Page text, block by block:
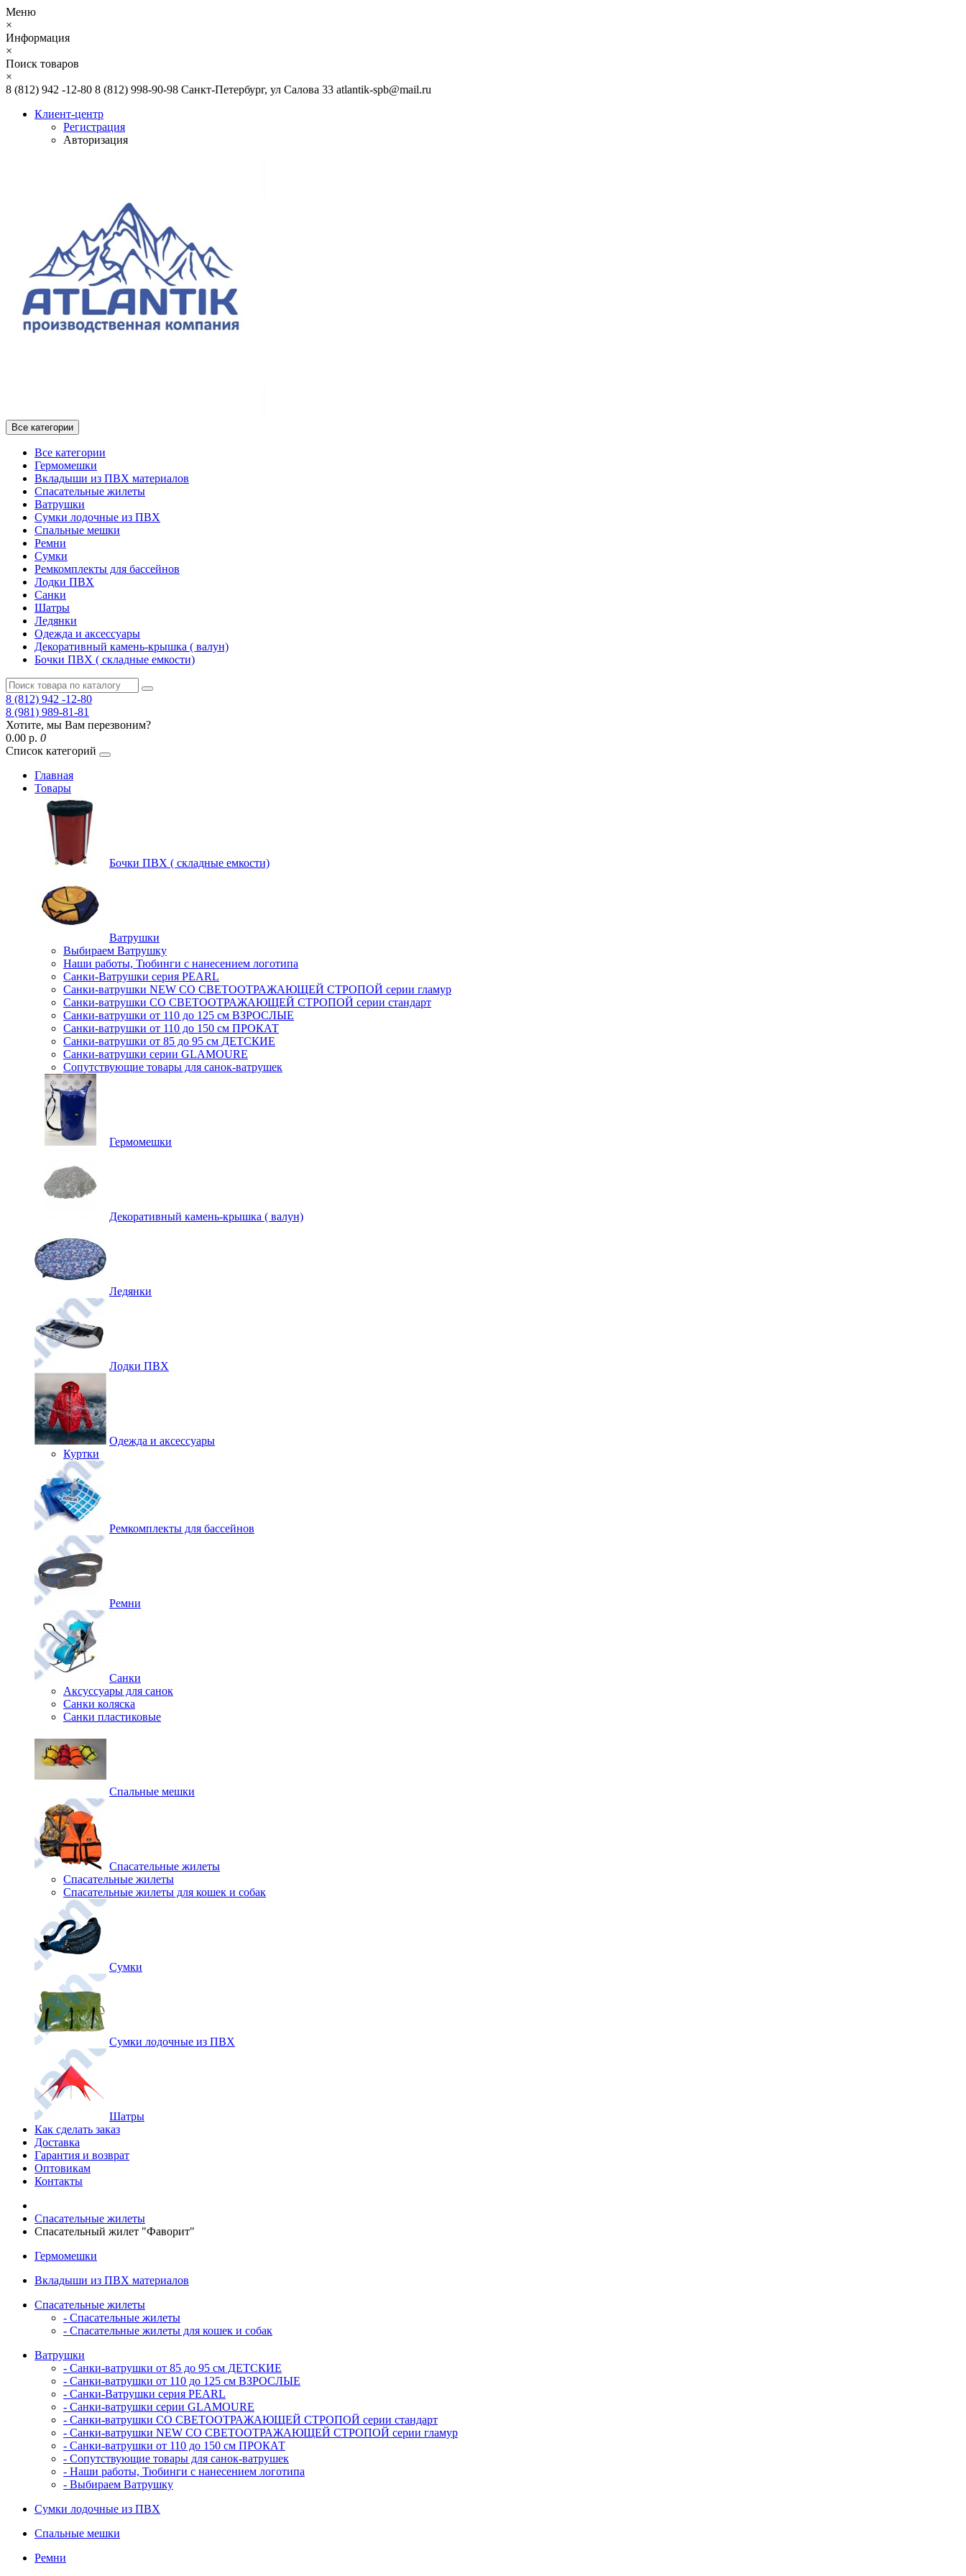
Меню
×
Информация
×
Поиск товаров
×
8 (812) 942 -12-80 8 (812) 998-90-98 Санкт-Петербург, ул Салова 33 atlantik-spb@mail.ru
Клиент-центр
Регистрация
Авторизация
Все категории
Все категории
Гермомешки
Вкладыши из ПВХ материалов
Спасательные жилеты
Ватрушки
Сумки лодочные из ПВХ
Спальные мешки
Ремни
Сумки
Ремкомплекты для бассейнов
Лодки ПВХ
Санки
Шатры
Ледянки
Одежда и аксессуары
Декоративный камень-крышка ( валун)
Бочки ПВХ ( складные емкости)
8 (812) 942 -12-80
8 (981) 989-81-81
Хотите, мы Вам перезвоним?
0.00 р. 0
Список категорий
Главная
Товары
Бочки ПВХ ( складные емкости)
Ватрушки
Выбираем Ватрушку
Наши работы, Тюбинги с нанесением логотипа
Санки-Ватрушки серия PEARL
Санки-ватрушки NEW СО СВЕТООТРАЖАЮЩЕЙ СТРОПОЙ серии гламур
Санки-ватрушки СО СВЕТООТРАЖАЮЩЕЙ СТРОПОЙ серии стандарт
Санки-ватрушки от 110 до 125 см ВЗРОСЛЫЕ
Санки-ватрушки от 110 до 150 см ПРОКАТ
Санки-ватрушки от 85 до 95 см ДЕТСКИЕ
Санки-ватрушки серии GLAMOURE
Сопутствующие товары для санок-ватрушек
Гермомешки
Декоративный камень-крышка ( валун)
Ледянки
Лодки ПВХ
Одежда и аксессуары
Куртки
Ремкомплекты для бассейнов
Ремни
Санки
Аксуссуары для санок
Санки коляска
Санки пластиковые
Спальные мешки
Спасательные жилеты
Спасательные жилеты
Спасательные жилеты для кошек и собак
Сумки
Сумки лодочные из ПВХ
Шатры
Как сделать заказ
Доставка
Гарантия и возврат
Оптовикам
Контакты
Спасательные жилеты
Спасательный жилет "Фаворит"
Гермомешки
Вкладыши из ПВХ материалов
Спасательные жилеты
- Спасательные жилеты
- Спасательные жилеты для кошек и собак
Ватрушки
- Санки-ватрушки от 85 до 95 см ДЕТСКИЕ
- Санки-ватрушки от 110 до 125 см ВЗРОСЛЫЕ
- Санки-Ватрушки серия PEARL
- Санки-ватрушки серии GLAMOURE
- Санки-ватрушки СО СВЕТООТРАЖАЮЩЕЙ СТРОПОЙ серии стандарт
- Санки-ватрушки NEW СО СВЕТООТРАЖАЮЩЕЙ СТРОПОЙ серии гламур
- Санки-ватрушки от 110 до 150 см ПРОКАТ
- Сопутствующие товары для санок-ватрушек
- Наши работы, Тюбинги с нанесением логотипа
- Выбираем Ватрушку
Сумки лодочные из ПВХ
Спальные мешки
Ремни